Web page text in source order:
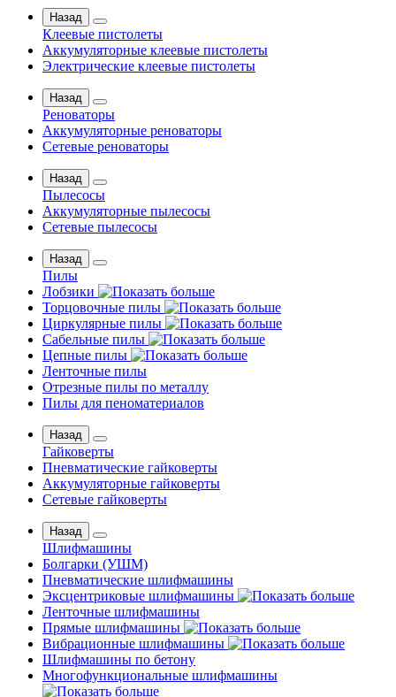
Назад
Клеевые пистолеты
Аккумуляторные клеевые пистолеты
Электрические клеевые пистолеты
Назад
Реноваторы
Аккумуляторные реноваторы
Сетевые реноваторы
Назад
Пылесосы
Аккумуляторные пылесосы
Сетевые пылесосы
Назад
Пилы
Лобзики
Торцовочные пилы
Циркулярные пилы
Сабельные пилы
Цепные пилы
Ленточные пилы
Отрезные пилы по металлу
Пилы для пеноматериалов
Назад
Гайковерты
Пневматические гайковерты
Аккумуляторные гайковерты
Сетевые гайковерты
Назад
Шлифмашины
Бoлгаpки (УШM)
Пневматические шлифмашины
Эксцентриковые шлифмашины
Ленточные шлифмашины
Прямые шлифмашины
Вибрационные шлифмашины
Шлифмашины по бетону
Многофункциональные шлифмашины